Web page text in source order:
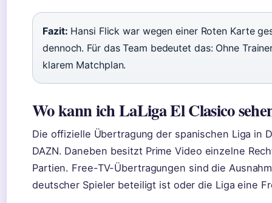
Fazit: Hansi Flick war wegen einer Roten Karte
dennoch. Für das Team bedeutet das: Ohne
klarem Matchplan.
Wo kann ich LaLiga El Clasico
Die offizielle Übertragung der spanischen Liga in
DAZN. Daneben besitzt Prime Video einzelne
Partien. Free-TV-Übertragungen sind die
deutscher Spieler beteiligt ist oder die Liga eine